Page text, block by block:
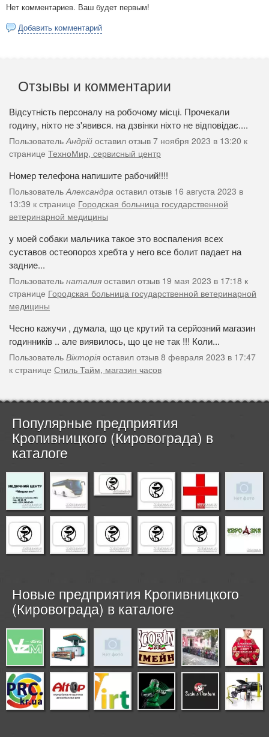
Нет комментариев. Ваш будет первым!
Добавить комментарий
Отзывы и комментарии
Відсутність персоналу на робочому місці. Прочекали
годину, ніхто не з'явився. на дзвінки ніхто не відповідає....
Пользователь Андрій оставил отзыв 7 ноября 2023 в 13:20 к
странице ТехноМир, сервисный центр
Номер телефона напишите рабочий!!!!
Пользователь Александра оставил отзыв 16 августа 2023 в
13:39 к странице Городская больница государственной
ветеринарной медицины
у моей собаки мальчика такое это воспаления всех
суставов остеопороз хребта у него все болит падает на
задние...
Пользователь наталия оставил отзыв 19 мая 2023 в 17:18 к
странице Городская больница государственной ветеринарной
медицины
Чесно кажучи , думала, що це крутий та серйозний магазин
годинників .. але виявилось, що це не так !!! Коли...
Пользователь Вікторія оставил отзыв 8 февраля 2023 в 17:47
к странице Стиль Тайм, магазин часов
Популярные предприятия
Кропивницкого (Кировограда) в
каталоге
Новые предприятия Кропивницкого
(Кировограда) в каталоге